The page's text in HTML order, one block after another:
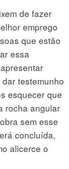
de fazer
emprego
que estão
essa
testemunho
esquecer que
rocha angular
sem esse
concluída,
alicerce o